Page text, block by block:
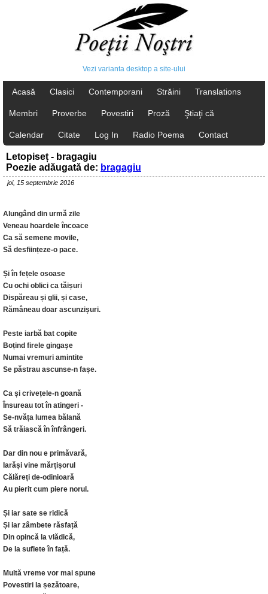
Vezi varianta desktop a site-ului
Acasă Clasici Contemporani Străini Translations
Membri Proverbe Povestiri Proză Ştiaţi că
Calendar Citate Log In Radio Poema Contact
Letopiseț - bragagiu
Poezie adăugată de: bragagiu
joi, 15 septembrie 2016
Alungând din urmă zile
Veneau hoardele încoace
Ca să semene movile,
Să desființeze-o pace.
Și în fețele osoase
Cu ochi oblici ca tăișuri
Dispăreau și glii, și case,
Rămâneau doar ascunzișuri.
Peste iarbă bat copite
Boțind firele gingașe
Numai vremuri amintite
Se păstrau ascunse-n fașe.
Ca și crivețele-n goană
Însureau tot în atingeri -
Se-nvăța lumea bălană
Să trăiască în înfrângeri.
Dar din nou e primăvară,
Iarăși vine mărțișorul
Călăreți de-odinioară
Au pierit cum piere norul.
Și iar sate se ridică
Și iar zâmbete răsfață
Din opincă la vlădică,
De la suflete în față.
Multă vreme vor mai spune
Povestiri la șezătoare,